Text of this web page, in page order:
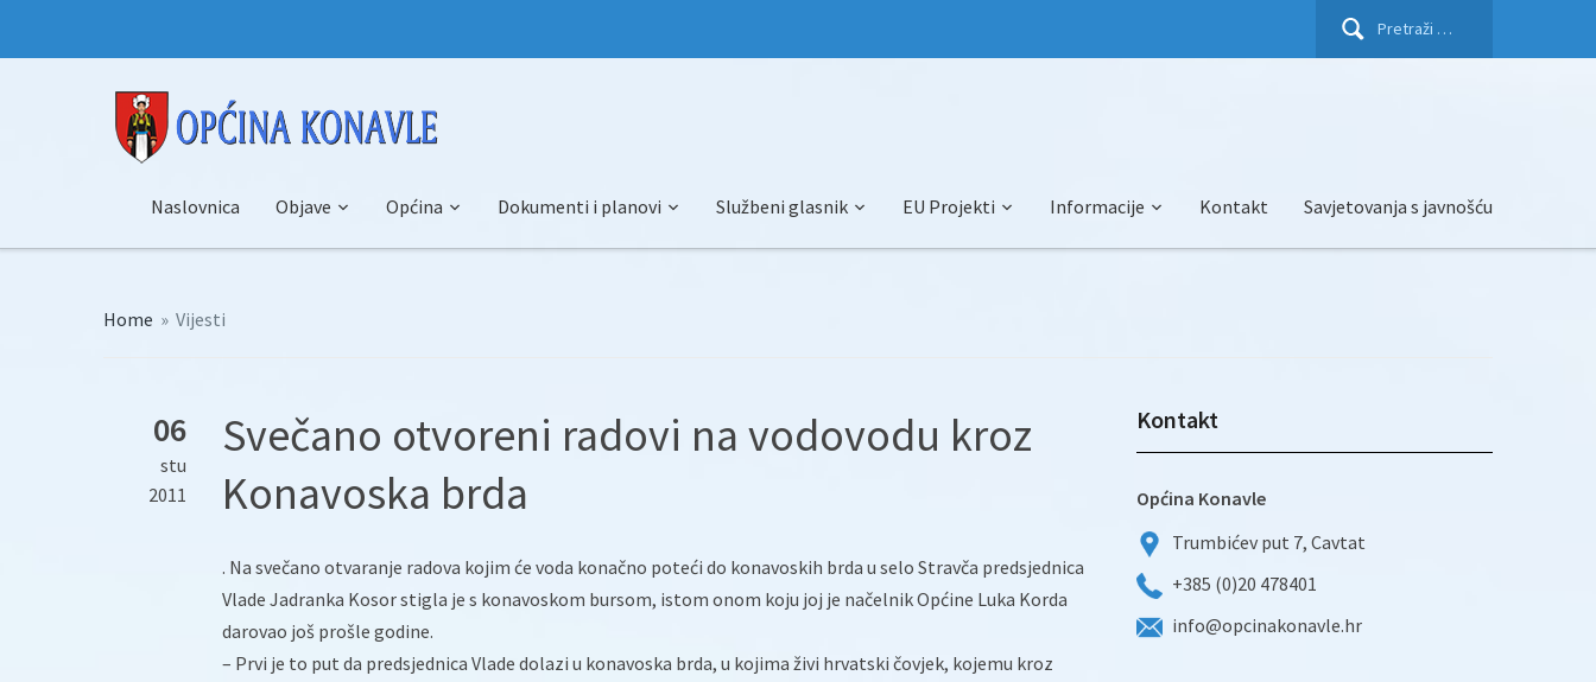
Pretraži:
Naslovnica Objave Općina Dokumenti i planovi Službeni glasnik EU Projekti Informacije Kontakt Savjetovanja s javnošću
Home » Vijesti
06
stu
2011
Svečano otvoreni radovi na vodovodu kroz
Konavoska brda
. Na svečano otvaranje radova kojim će voda konačno poteći do konavoskih brda u selo Stravča predsjednica
Vlade Jadranka Kosor stigla je s konavoskom bursom, istom onom koju joj je načelnik Općine Luka Korda
darovao još prošle godine.
– Prvi je to put da predsjednica Vlade dolazi u konavoska brda, u kojima živi hrvatski čovjek, kojemu kroz
Kontakt
Općina Konavle
Trumbićev put 7, Cavtat
+385 (0)20 478401
info@opcinakonavle.hr